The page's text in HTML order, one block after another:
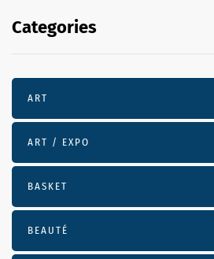
Categories
ART
ART / EXPO
BASKET
BEAUTÉ